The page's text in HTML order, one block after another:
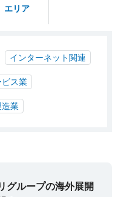
エリア
インターネット関連
ビス業
造業
グループの海外展開